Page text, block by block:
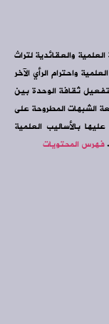
والعقائدية لتراث
واحترام الرأي الآخر
ثقافة الوحدة بين
الشبهات المطروحة على
بالأساليب العلمية
فهرس المحتويات